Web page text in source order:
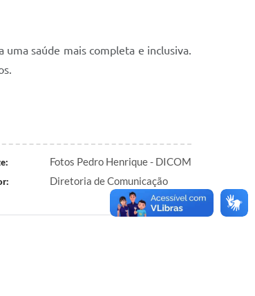
saúde mais completa e inclusiva.
Fotos Pedro Henrique - DICOM
Diretoria de Comunicação